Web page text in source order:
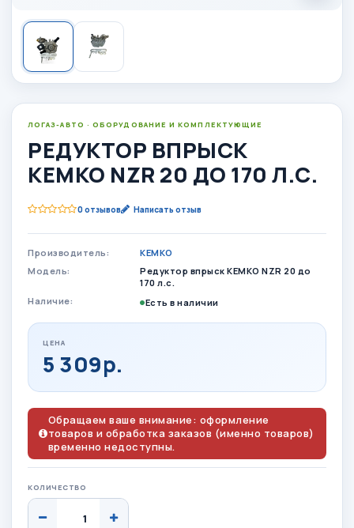
ЛОГАЗ-АВТО · ОБОРУДОВАНИЕ И КОМПЛЕКТУЮЩИЕ
РЕДУКТОР ВПРЫСК
KEMKO NZR 20 ДО 170 Л.С.
0 отзывов Написать отзыв
Производитель:
KEMKO
Модель:
Редуктор впрыск KEMKO NZR 20 до
170 л.с.
Наличие:
Есть в наличии
ЦЕНА
5 309р.
Обращаем ваше внимание: оформление
товаров и обработка заказов (именно товаров)
временно недоступны.
КОЛИЧЕСТВО